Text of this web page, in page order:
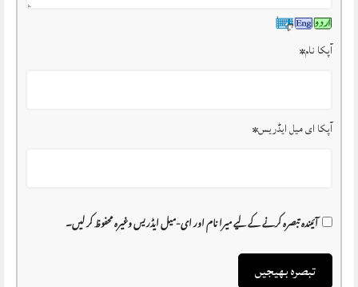
آپکا نام*
آپکا ای میل ایڈریس*
آئیندہ تبصرہ کرنے کے لیے میرا نام اور ای-میل ایڈریس وغیرہ محفوظ کر لیں۔